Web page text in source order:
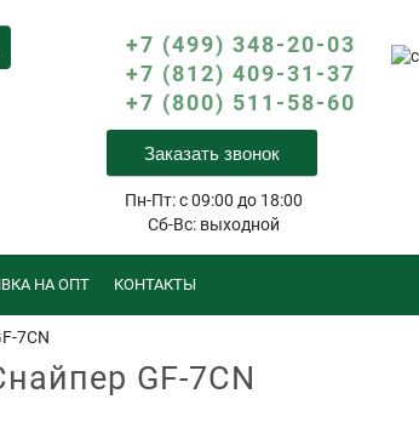
+7 (499) 348-20-03
+7 (812) 409-31-37
+7 (800) 511-58-60
Заказать звонок
Пн-Пт: с 09:00 до 18:00
Сб-Вс: выходной
НА ОПТ КОНТАКТЫ
7CN
GF-7CN